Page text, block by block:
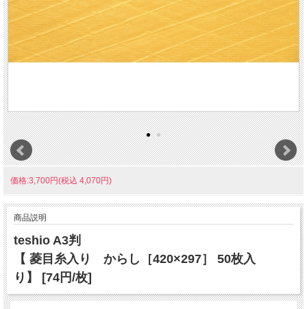
価格:3,700円(税込 4,070円)
商品説明
teshio A3判
【 菱目糸入り からし［420×297］ 50枚入
り】 [74円/枚]